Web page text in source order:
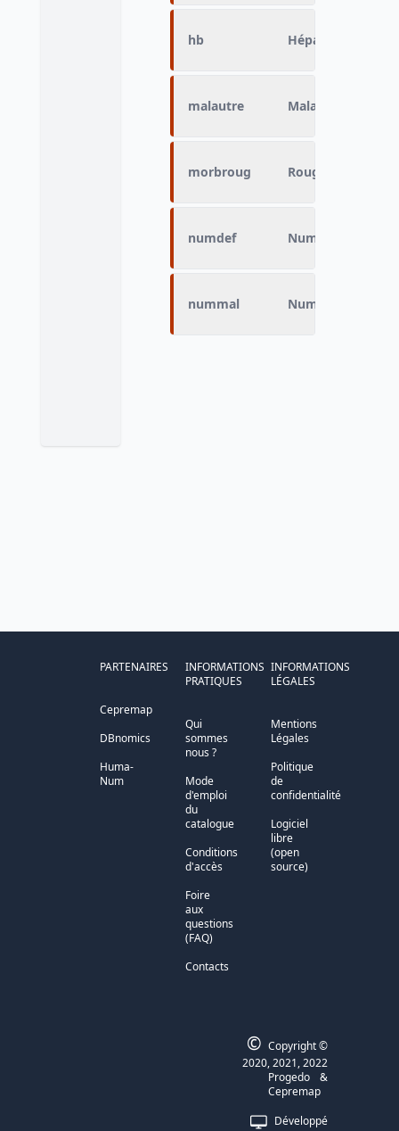
hb Hépatite B
malautre Maladie
morbroug Rougeole
numdef Numero de
nummal Numéro de la
PARTENAIRES
Cepremap
DBnomics
Huma-
Num
INFORMATIONS
PRATIQUES
Qui
sommes
nous ?
Mode
d'emploi
du
catalogue
Conditions
d'accès
Foire
aux
questions
(FAQ)
Contacts
INFORMATIONS
LÉGALES
Mentions
Légales
Politique
de
confidentialité
Logiciel
libre
(open
source)
Développé
© Copyright ©
2020, 2021, 2022
Progedo
&
Cepremap